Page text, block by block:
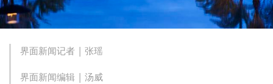
界面新闻记者 | 张瑶
界面新闻编辑 | 汤威